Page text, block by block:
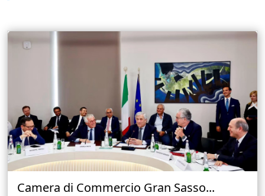
Camera di Commercio Gran Sasso...